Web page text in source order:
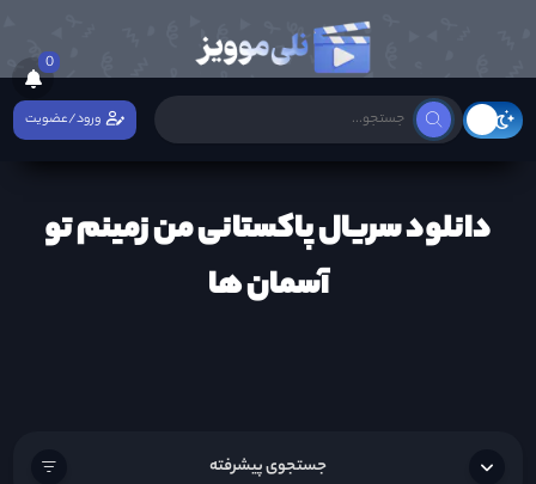
0
ورود/عضویت
دانلود سریال پاکستانی من زمینم تو
آسمان ها
جستجوی پیشرفته